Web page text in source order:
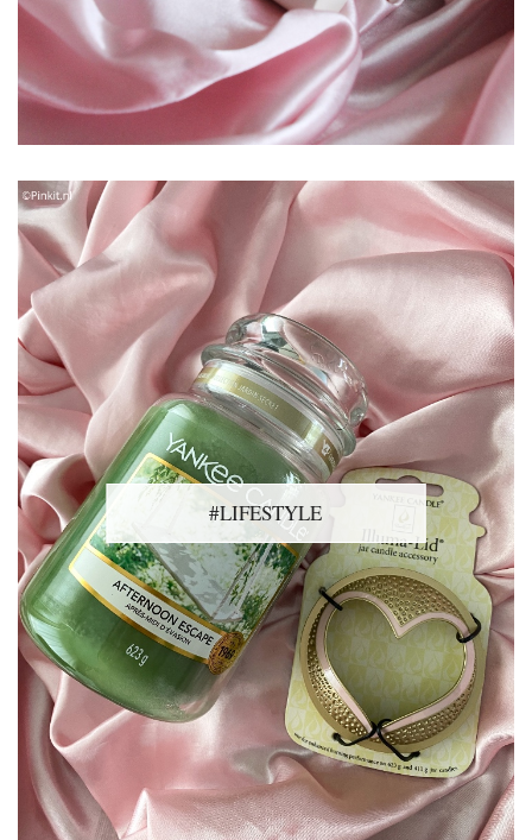
#LIFESTYLE